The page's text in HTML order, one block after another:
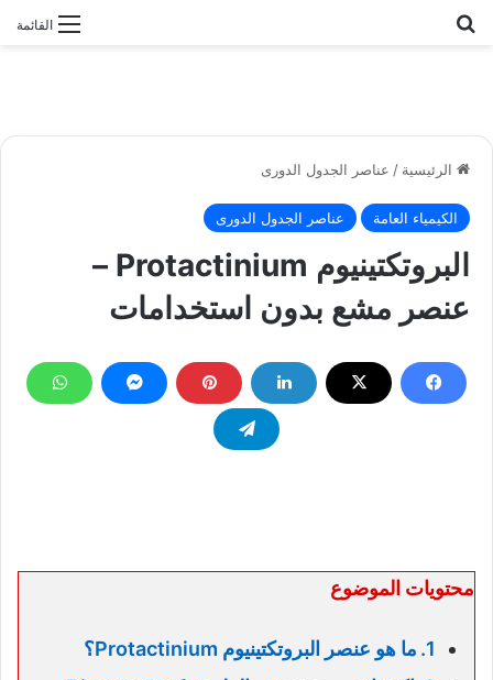
القائمة
الرئيسية / عناصر الجدول الدورى
الكيمياء العامة عناصر الجدول الدورى
البروتكتينيوم Protactinium –
عنصر مشع بدون استخدامات
محتويات الموضوع
ما هو عنصر البروتكتينيوم Protactinium؟